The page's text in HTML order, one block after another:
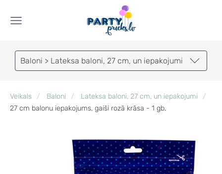
Baloni > Lateksa baloni, 27 cm, un iepakojumi
Veikals Baloni
Lateksa baloni, 27 cm, un iepakojumi
27 cm balonu iepakojums, gaiši rozā krāsa - 1 gb.